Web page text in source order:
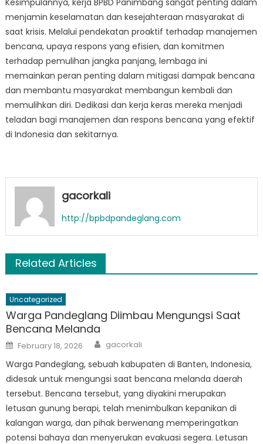
Kesimpulannya, kerja BPBD Panimbang sangat penting dalam
menjamin keselamatan dan kesejahteraan masyarakat di
saat krisis. Melalui pendekatan proaktif terhadap manajemen
bencana, upaya respons yang efisien, dan komitmen
terhadap pemulihan jangka panjang, lembaga ini
memainkan peran penting dalam mitigasi dampak bencana
dan membantu masyarakat membangun kembali dan
memulihkan diri. Dedikasi dan kerja keras mereka menjadi
teladan bagi manajemen dan respons bencana yang efektif
di Indonesia dan sekitarnya.
gacorkali
http://bpbdpandeglang.com
Related Articles
Uncategorized
Warga Pandeglang Diimbau Mengungsi Saat
Bencana Melanda
Posted
on
February 18, 2026 Author
gacorkali
Warga Pandeglang, sebuah kabupaten di Banten, Indonesia,
didesak untuk mengungsi saat bencana melanda daerah
tersebut. Bencana tersebut, yang diyakini merupakan
letusan gunung berapi, telah menimbulkan kepanikan di
kalangan warga, dan pihak berwenang memperingatkan
potensi bahaya dan menyerukan evakuasi segera. Letusan